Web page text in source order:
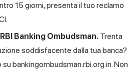
15 giorni, presenta il tuo reclamo
Banking Ombudsman. Trenta
soddisfacente dalla tua banca?
bankingombudsman.rbi.org.in. Non